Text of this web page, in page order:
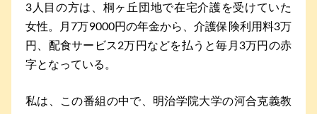
3人目の方は、桐ヶ丘団地で在宅介護を受けていた
女性。月7万9000円の年金から、介護保険利用料3万
円、配食サービス2万円などを払うと毎月3万円の赤
字となっている。
私は、この番組の中で、明治学院大学の河合克義教